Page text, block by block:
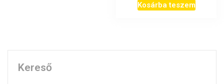
Kosárba teszem
Kereső